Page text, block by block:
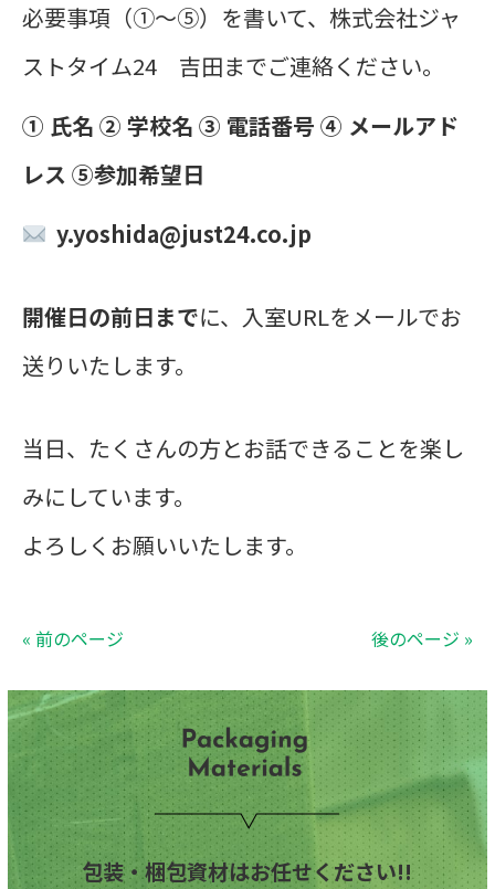
必要事項（①～➄）を書いて、株式会社ジャ
ストタイム24 吉田までご連絡ください。
① 氏名 ② 学校名 ③ 電話番号 ④ メールアド
レス ➄参加希望日
y.yoshida@just24.co.jp
開催日の前日までに、入室URLをメールでお
送りいたします。
当日、たくさんの方とお話できることを楽し
みにしています。
よろしくお願いいたします。
« 前のページ 後のページ »
包装・梱包資材はお任せください!!